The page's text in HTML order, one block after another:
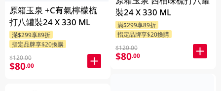
原箱玉泉 +C有氣檸檬梳
打八罐裝24 X 330 ML
滿$299享89折
指定品牌享$20換購
$120.00
$80.00
裝24 X 330 ML
滿$299享89折
指定品牌享$20換購
$120.00
$80.00